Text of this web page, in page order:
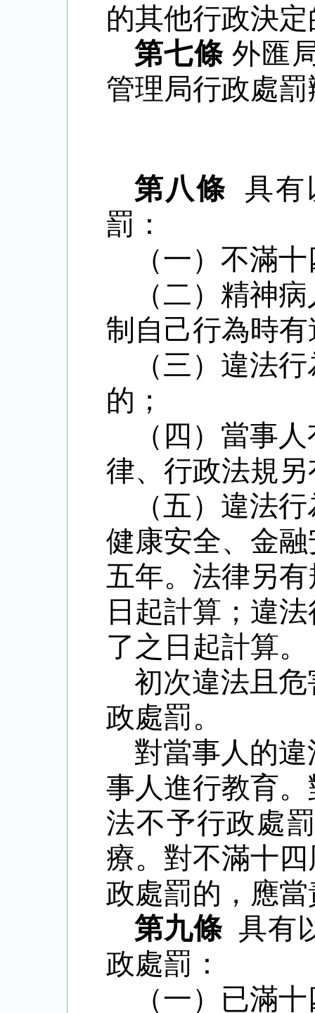
的其他行政決
第七條 外匯
管理局行政處
第八條
具有
罰：
（一）不滿
（二）精神
制自己行為時
（三）違法
的；
（四）當事
律、行政法規
（五）違法
健康安全、金
五年。法律另
日起計算；違
了之日起計算。
初次違法且
政處罰。
對當事人的
事人進行教育
法不予行政處
療。對不滿十
政處罰的，應
第九條 具有
政處罰：
（一）已滿